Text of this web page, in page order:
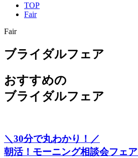
TOP
Fair
Fair
ブライダルフェア
おすすめの
ブライダルフェア
＼30分で丸わかり！／
朝活！モーニング相談会フェア